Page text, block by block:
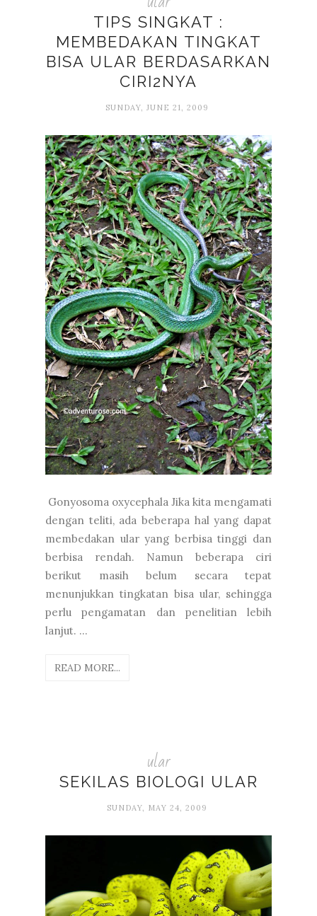
TIPS SINGKAT :
MEMBEDAKAN TINGKAT
BISA ULAR BERDASARKAN
CIRI2NYA
SUNDAY, JUNE 21, 2009
Gonyosoma oxycephala Jika kita mengamati
dengan teliti, ada beberapa hal yang dapat
membedakan ular yang berbisa tinggi dan
berbisa rendah. Namun beberapa ciri
berikut masih belum secara tepat
menunjukkan tingkatan bisa ular, sehingga
perlu pengamatan dan penelitian lebih
lanjut. ...
READ MORE...
ular
SEKILAS BIOLOGI ULAR
SUNDAY, MAY 24, 2009